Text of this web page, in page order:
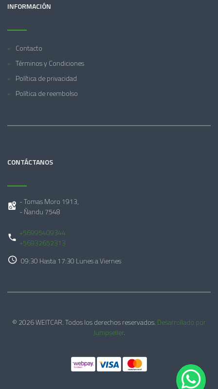
INFORMACIÓN
Contacto
Términos y Condiciones
Política de privacidad
Política de reembolso
CONTÁCTANOS
- Tomas Moro 1913,
- Ñandu 7548
+56995409344
+56932652313
09:30 Hasta 17:30 Lunes a Viernes
© 2026 WEITCAR. Todos los derechos reservados. Desarrollado por
Jumpseller.